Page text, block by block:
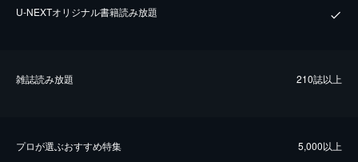
U-NEXTオリジナル書籍読み放題
雑誌読み放題 210誌以上
プロが選ぶおすすめ特集 5,000以上